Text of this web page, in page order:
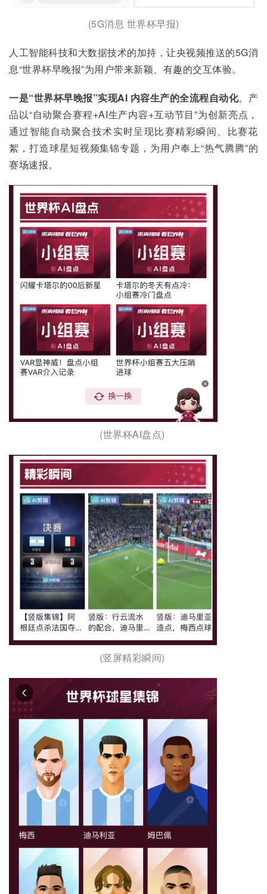
(5G消息 世界杯早报)
人工智能科技和大数据技术的加持，让央视频推送的5G消
息“世界杯早晚报”为用户带来新颖、有趣的交互体验。
一是“世界杯早晚报”实现AI 内容生产的全流程自动化。产
品以“自动聚合赛程+AI生产内容+互动节目”为创新亮点，
通过智能自动聚合技术实时呈现比赛精彩瞬间、比赛花
絮，打造球星短视频集锦专题，为用户奉上“热气腾腾”的
赛场速报。
(世界杯AI盘点)
(竖屏精彩瞬间)